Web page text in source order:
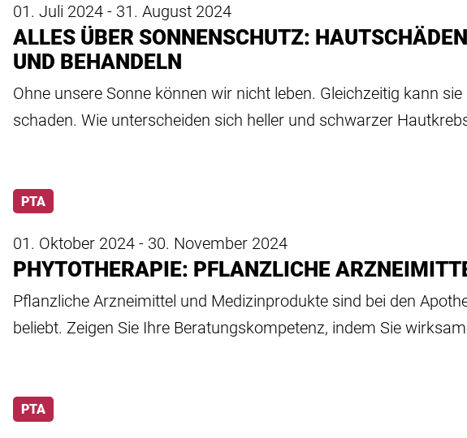
01. Juli 2024 - 31. August 2024
ALLES ÜBER SONNENSCHUTZ:
UND BEHANDELN
Ohne unsere Sonne können wir nicht leben. Gleichzeitig kann
schaden. Wie unterscheiden sich heller und schwarzer
PTA
01. Oktober 2024 - 30. November 2024
PHYTOTHERAPIE: PFLANZLICHE
Pflanzliche Arzneimittel und Medizinprodukte sind bei den
beliebt. Zeigen Sie Ihre Beratungskompetenz, indem Sie
PTA